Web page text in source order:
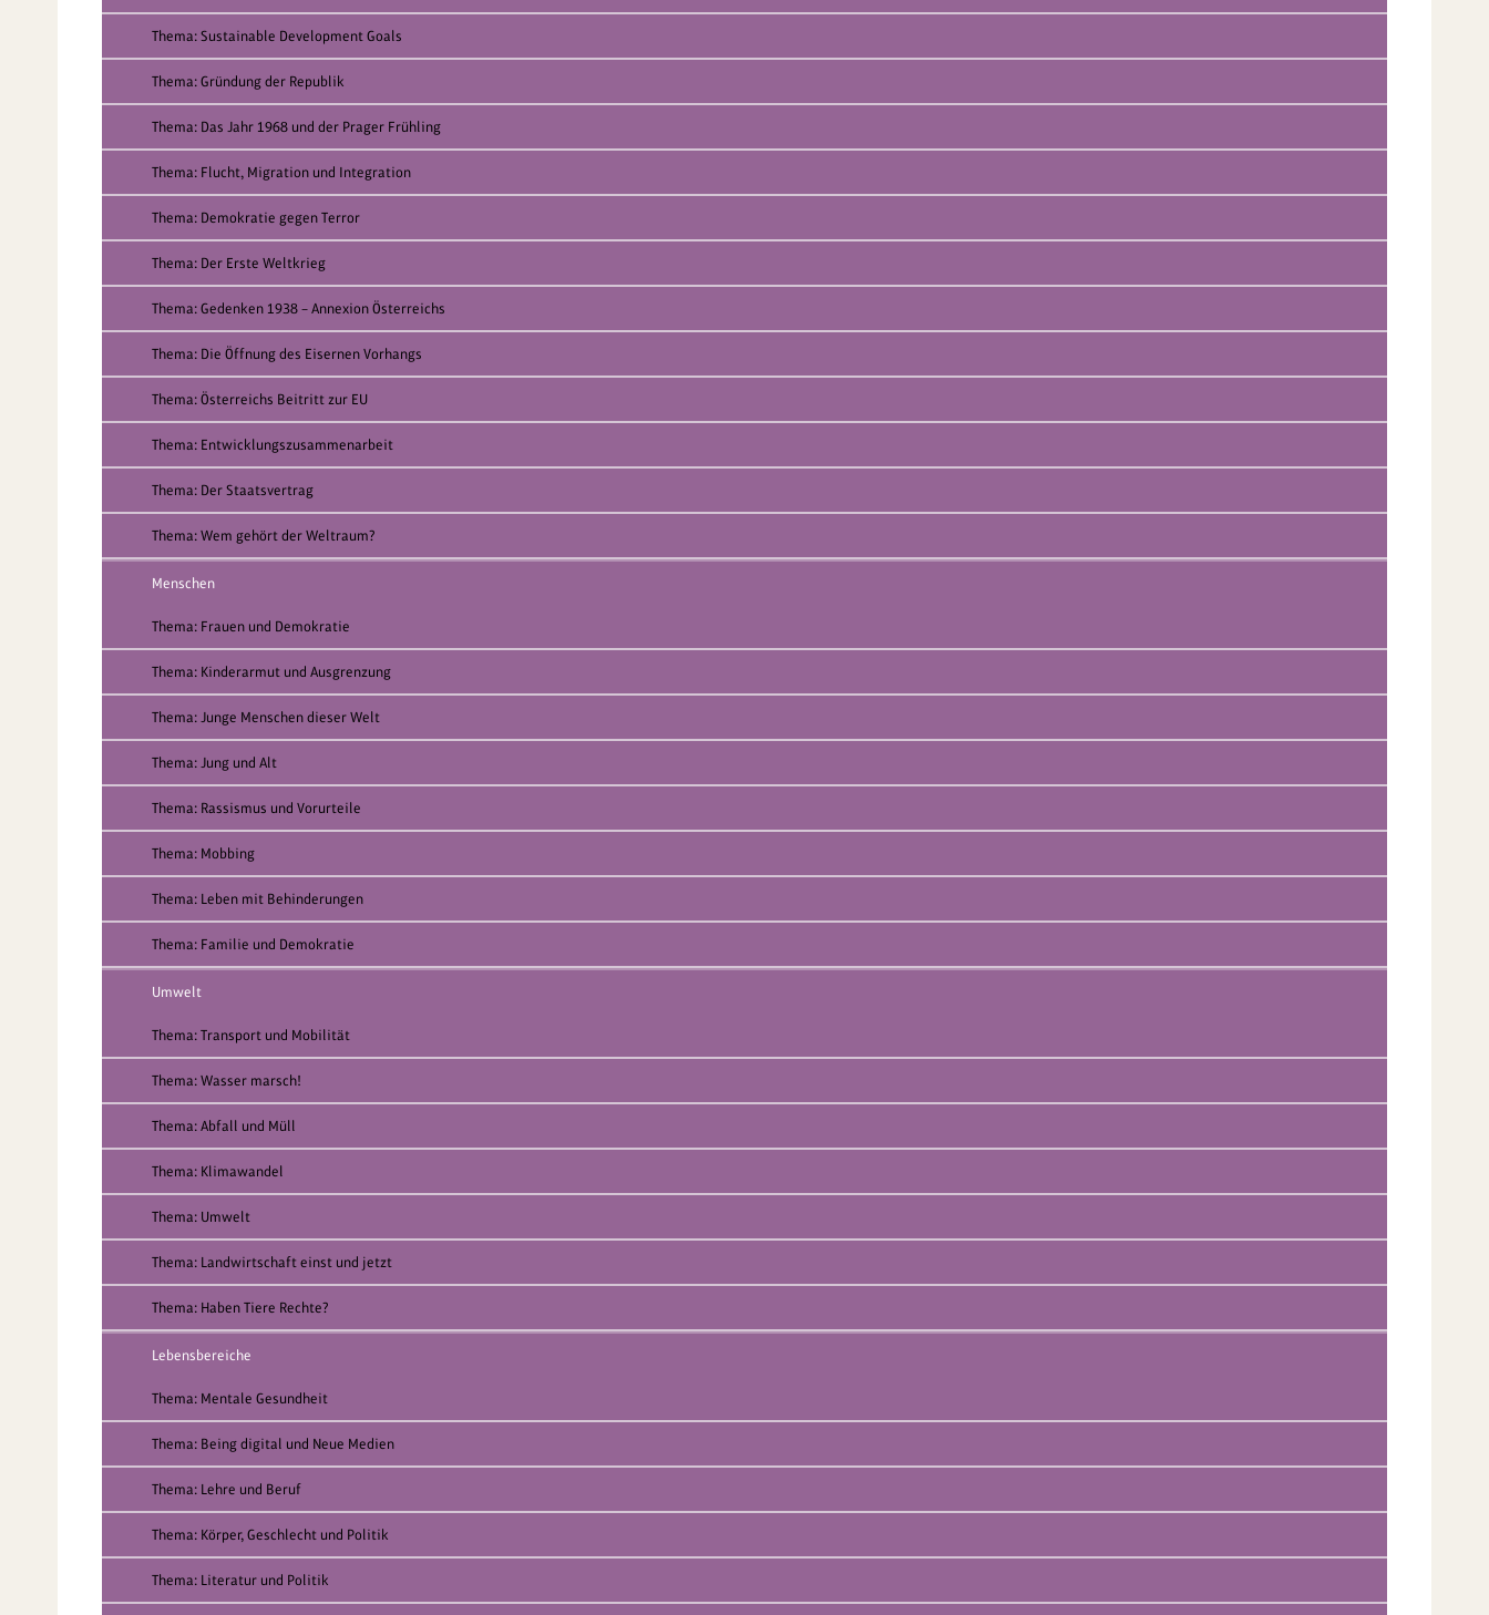
Thema: Sustainable Development Goals
Thema: Gründung der Republik
Thema: Das Jahr 1968 und der Prager Frühling
Thema: Flucht, Migration und Integration
Thema: Demokratie gegen Terror
Thema: Der Erste Weltkrieg
Thema: Gedenken 1938 – Annexion Österreichs
Thema: Die Öffnung des Eisernen Vorhangs
Thema: Österreichs Beitritt zur EU
Thema: Entwicklungszusammenarbeit
Thema: Der Staatsvertrag
Thema: Wem gehört der Weltraum?
Menschen
Thema: Frauen und Demokratie
Thema: Kinderarmut und Ausgrenzung
Thema: Junge Menschen dieser Welt
Thema: Jung und Alt
Thema: Rassismus und Vorurteile
Thema: Mobbing
Thema: Leben mit Behinderungen
Thema: Familie und Demokratie
Umwelt
Thema: Transport und Mobilität
Thema: Wasser marsch!
Thema: Abfall und Müll
Thema: Klimawandel
Thema: Umwelt
Thema: Landwirtschaft einst und jetzt
Thema: Haben Tiere Rechte?
Lebensbereiche
Thema: Mentale Gesundheit
Thema: Being digital und Neue Medien
Thema: Lehre und Beruf
Thema: Körper, Geschlecht und Politik
Thema: Literatur und Politik